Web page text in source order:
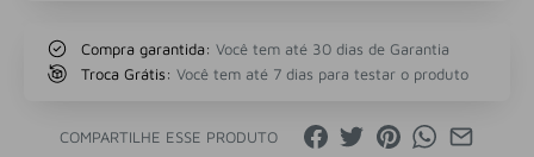
Compra garantida: Você tem até 30 dias de Garantia
Troca Grátis: Você tem até 7 dias para testar o produto
COMPARTILHE ESSE PRODUTO